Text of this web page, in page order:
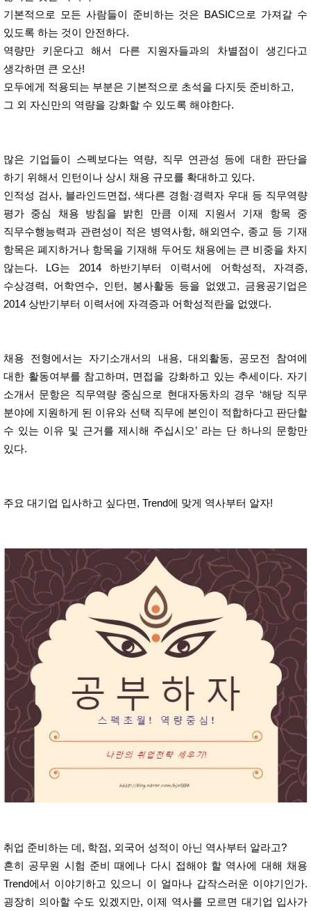
기본적으로 모든 사람들이 준비하는 것은 BASIC으로 가져갈 수
있도록 하는 것이 안전하다.
역량만 키운다고 해서 다른 지원자들과의 차별점이 생긴다고
생각하면 큰 오산!
모두에게 적용되는 부분은 기본적으로 초석을 다지듯 준비하고,
그 외 자신만의 역량을 강화할 수 있도록 해야한다.
많은 기업들이 스펙보다는 역량, 직무 연관성 등에 대한 판단을
하기 위해서 인턴이나 상시 채용 규모를 확대하고 있다.
인적성 검사, 블라인드면접, 색다른 경험·경력자 우대 등 직무역량
평가 중심 채용 방침을 밝힌 만큼 이제 지원서 기재 항목 중
직무수행능력과 관련성이 적은 병역사항, 해외연수, 종교 등 기재
항목은 폐지하거나 항목을 기재해 두어도 채용에는 큰 비중을 차지
않는다. LG는 2014 하반기부터 이력서에 어학성적, 자격증,
수상경력, 어학연수, 인턴, 봉사활동 등을 없앴고, 금융공기업은
2014 상반기부터 이력서에 자격증과 어학성적란을 없앴다.
채용 전형에서는 자기소개서의 내용, 대외활동, 공모전 참여에
대한 활동여부를 참고하며, 면접을 강화하고 있는 추세이다. 자기
소개서 문항은 직무역량 중심으로 현대자동차의 경우 ‘해당 직무
분야에 지원하게 된 이유와 선택 직무에 본인이 적합하다고 판단할
수 있는 이유 및 근거를 제시해 주십시오’ 라는 단 하나의 문항만
있다.
주요 대기업 입사하고 싶다면, Trend에 맞게 역사부터 알자!
취업 준비하는 데, 학점, 외국어 성적이 아닌 역사부터 알라고?
흔히 공무원 시험 준비 때에나 다시 접해야 할 역사에 대해 채용
Trend에서 이야기하고 있으니 이 얼마나 갑작스러운 이야기인가.
굉장히 의아할 수도 있겠지만, 이제 역사를 모르면 대기업 입사가